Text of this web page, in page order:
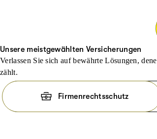
Unsere meistgewählten Versicherungen
Verlassen Sie sich auf bewährte Lösungen,
zählt.
Firmenrechtsschutz